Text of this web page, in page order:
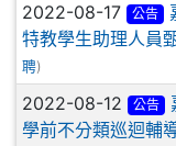
2022-08-17 公告
特教學生助理人員
聘)
2022-08-12 公告
學前不分類巡迴輔